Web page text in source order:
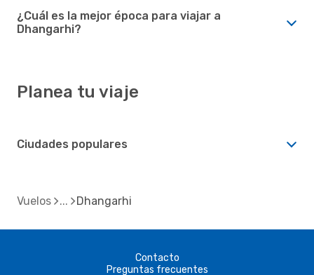
¿Cuál es la mejor época para viajar a
Dhangarhi?
Planea tu viaje
Ciudades populares
Vuelos Dhangarhi
Contacto
Preguntas frecuentes